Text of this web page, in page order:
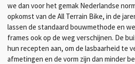
we dan voor het gemak Nederlandse
opkomst van de All Terrain Bike, in de
lassen de standaard bouwmethode en
frames ook op de weg verschijnen. De
hun recepten aan, om de lasbaarheid te
afmetingen en de vorm zijn dan minder